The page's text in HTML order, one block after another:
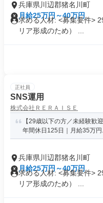
兵庫県川辺郡猪名川町
月給25万円～40万円
求める人材: <募集要件>
リア形成のため） ...
正社員
SNS運用
株式会社ＲＥＲＡＩＳＥ
【29歳以下の方／未経験歓
年間休日125日｜月給35万円
兵庫県川辺郡猪名川町
月給25万円～40万円
求める人材: <募集要件>
リア形成のため） ...